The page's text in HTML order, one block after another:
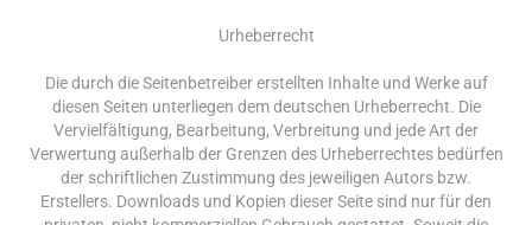
Urheberrecht
Die durch die Seitenbetreiber erstellten Inhalte und Werke auf
diesen Seiten unterliegen dem deutschen Urheberrecht. Die
Vervielfältigung, Bearbeitung, Verbreitung und jede Art der
Verwertung außerhalb der Grenzen des Urheberrechtes bedürfen
der schriftlichen Zustimmung des jeweiligen Autors bzw.
Erstellers. Downloads und Kopien dieser Seite sind nur für den